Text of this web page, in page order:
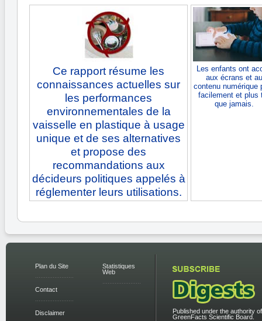
Ce rapport résume les
connaissances actuelles sur
les performances
environnementales de la
vaisselle en plastique à usage
unique et de ses alternatives
et propose des
recommandations aux
décideurs politiques appelés à
réglementer leurs utilisations.
Les enfants ont
aux écrans et au
contenu numérique
facilement et plus
que jamais.
Plan du Site
Contact
Disclaimer
Statistiques
Web
Published under the authority
GreenFacts Scientific Board.